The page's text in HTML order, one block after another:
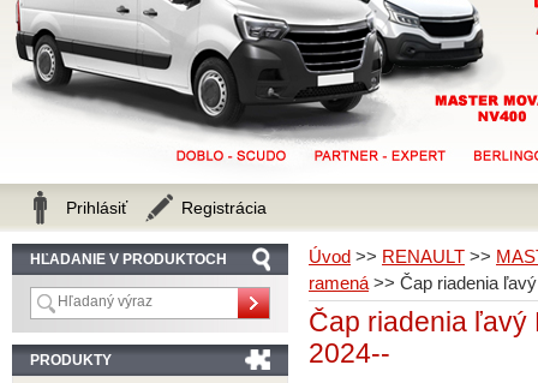
Úvod >> RENAULT >>
ramená >> Čap riadenia
Čap riadenia ľavý
2024--
HĽADANIE V PRODUKTOCH
PRODUKTY
Prihlásiť Registrácia